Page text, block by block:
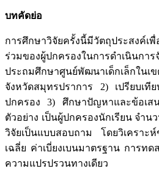
บทคัดย่อ
การศึกษาวิจัยครั้งนี้มีวัตถุประสงค์เ
ร่วมของผู้ปกครองในการดำเนินกา
ประถมศึกษาศูนย์พัฒนาเด็กเล็กในเข
จังหวัดสมุทรปราการ 2) เปรียบเที
ปกครอง 3) ศึกษาปัญหาและข้อเส
ตัวอย่าง เป็นผู้ปกครองนักเรียน จำน
วิจัยเป็นแบบสอบถาม โดยวิเครา
เฉลี่ย ค่าเบี่ยงเบนมาตรฐาน การท
ความแปรปรวนทางเดียว